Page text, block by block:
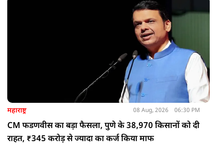
नेता या सांसद क्यों न हो, यदि वह राज्य की शांति और सुरक्षा से खिलवाड़
महाराष्ट्र 08 Aug, 2026 06:30 PM
CM फडणवीस का बड़ा फैसला, पुणे के 38,970 किसानों को दी
राहत, ₹345 करोड़ से ज्यादा का कर्ज किया माफ